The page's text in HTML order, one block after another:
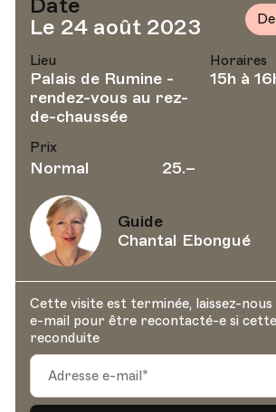
Date
Le 24 août 2023
Lieu
Palais de Rumine -
rendez-vous au rez-
de-chaussée
Horaires
15h à
Prix
Normal 25.–
Guide
Chantal Ebongué
Cette visite est terminée, laissez-
e-mail pour être recontacté-e si
reconduite